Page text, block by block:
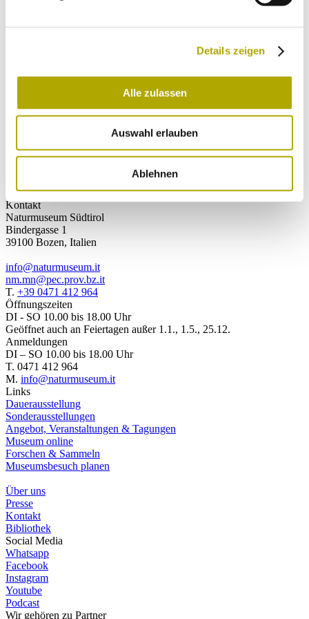
Details zeigen
Alle zulassen
Auswahl erlauben
Ablehnen
Ich habe dieDatenschutzerklärunggelesen
und verstanden und stimme der Verarbeitung
meiner persönlichen Daten zu.
Kontakt
Naturmuseum Südtirol
Bindergasse 1
39100 Bozen, Italien
info@naturmuseum.it
nm.mn@pec.prov.bz.it
T. +39 0471 412 964
Öffnungszeiten
DI - SO 10.00 bis 18.00 Uhr
Geöffnet auch an Feiertagen außer 1.1., 1.5., 25.12.
Anmeldungen
DI – SO 10.00 bis 18.00 Uhr
T. 0471 412 964
M. info@naturmuseum.it
Links
Dauerausstellung
Sonderausstellungen
Angebot, Veranstaltungen & Tagungen
Museum online
Forschen & Sammeln
Museumsbesuch planen
Über uns
Presse
Kontakt
Bibliothek
Social Media
Whatsapp
Facebook
Instagram
Youtube
Podcast
Wir gehören zu Partner